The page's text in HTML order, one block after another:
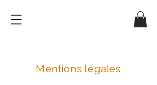
Mentions légales